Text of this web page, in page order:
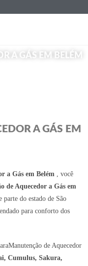
A GÁS EM BELÉM
A GÁS EM
a Gás em Belém , você
de Aquecedor a Gás em
parte do estado de São
para conforto dos
de Aquecedor
Cumulus, Sakura,